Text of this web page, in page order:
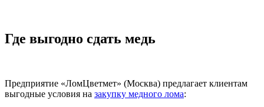
Где выгодно сдать медь
Предприятие «ЛомЦветмет» (Москва) предлагает клиентам
выгодные условия на закупку медного лома: